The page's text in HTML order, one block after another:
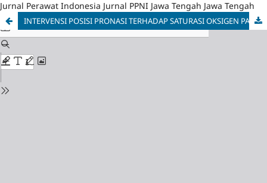
Jurnal Perawat Indonesia Jurnal PPNI Jawa Tengah Jawa Tengah
INTERVENSI POSISI PRONASI TERHADAP SATURASI OKSIGEN PADA PASIEN COVID-19 : LITERATURE REVIEW